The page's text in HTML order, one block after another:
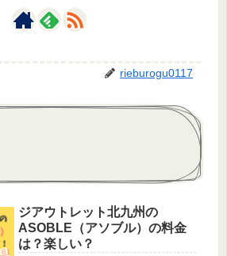
rieburogu0117
ジアウトレット北九州の
ASOBLE（アソブル）の料金
は？楽しい？